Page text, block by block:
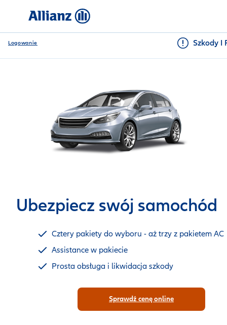
Logowanie Szkody I
Ubezpiecz swój samochód
Cztery pakiety do wyboru - aż trzy z pakietem AC
Assistance w pakiecie
Prosta obsługa i likwidacja szkody
Sprawdź cenę online